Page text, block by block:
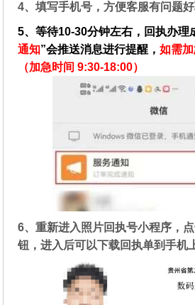
4、填写手机号，方便客服有问题好
5、等待10-30分钟左右，回执办理
通知”会推送消息进行提醒，如需
（加急时间 9:30-18:00）
6、重新进入照片回执号小程序，
钮，进入后可以下载回执单到手机